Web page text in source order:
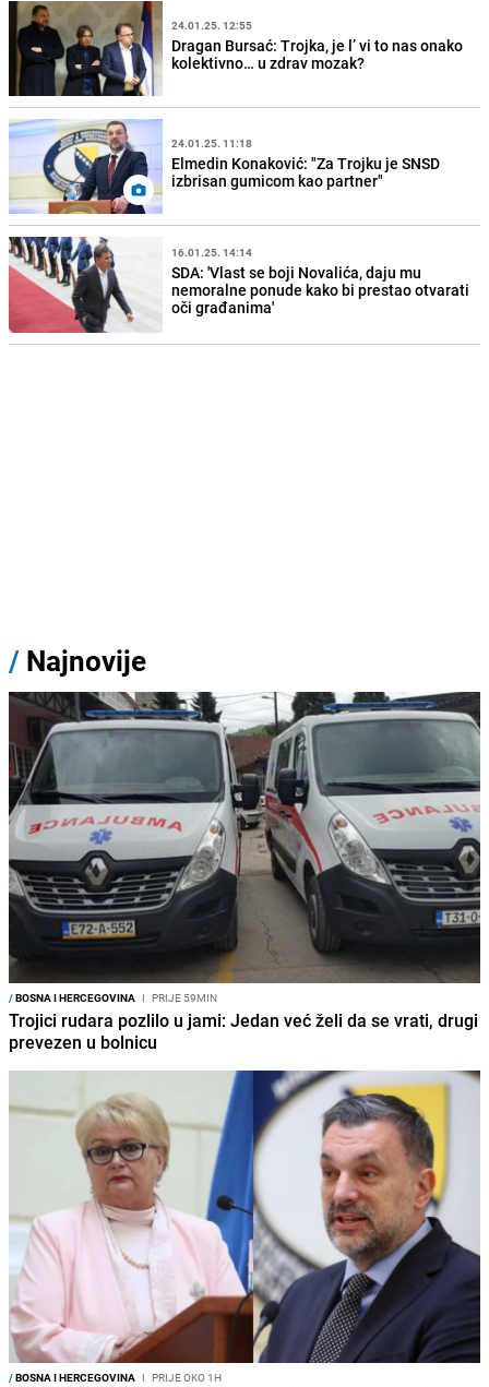
24.01.25. 12:55
Dragan Bursać: Trojka, je l’ vi to nas onako
kolektivno… u zdrav mozak?
24.01.25. 11:18
Elmedin Konaković: "Za Trojku je SNSD
izbrisan gumicom kao partner"
16.01.25. 14:14
SDA: 'Vlast se boji Novalića, daju mu
nemoralne ponude kako bi prestao otvarati
oči građanima'
/ Najnovije
/BOSNA I HERCEGOVINA I PRIJE 59MIN
Trojici rudara pozlilo u jami: Jedan već želi da se vrati, drugi
prevezen u bolnicu
/BOSNA I HERCEGOVINA I PRIJE OKO 1H